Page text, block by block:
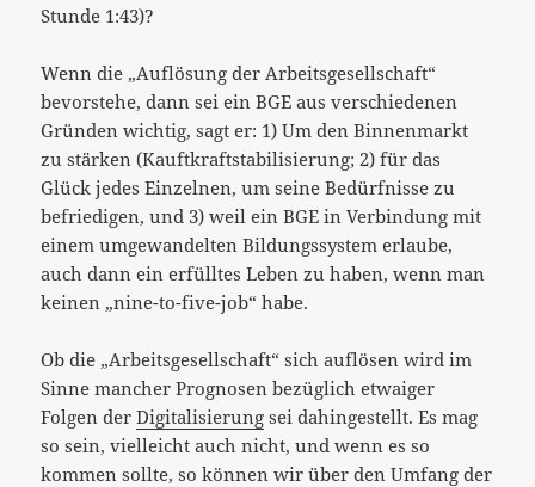
Stunde 1:43)?
Wenn die „Auflösung der Arbeitsgesellschaft“
bevorstehe, dann sei ein BGE aus verschiedenen
Gründen wichtig, sagt er: 1) Um den Binnenmarkt
zu stärken (Kauftkraftstabilisierung; 2) für das
Glück jedes Einzelnen, um seine Bedürfnisse zu
befriedigen, und 3) weil ein BGE in Verbindung mit
einem umgewandelten Bildungssystem erlaube,
auch dann ein erfülltes Leben zu haben, wenn man
keinen „nine-to-five-job“ habe.
Ob die „Arbeitsgesellschaft“ sich auflösen wird im
Sinne mancher Prognosen bezüglich etwaiger
Folgen derDigitalisierung sei dahingestellt. Es mag
so sein, vielleicht auch nicht, und wenn es so
kommen sollte, so können wir über den Umfang der